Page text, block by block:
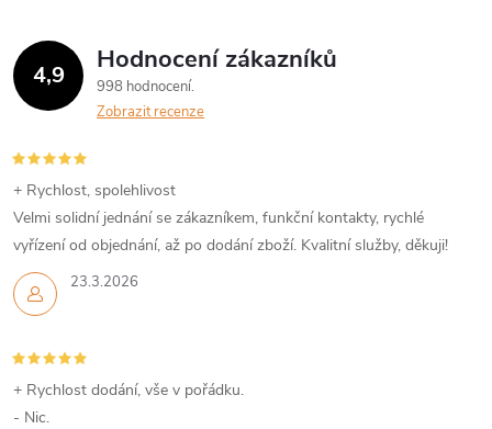
4,9 Hodnocení zákazníků
998 hodnocení
Zobrazit recenze
23.3.2026
+ Rychlost, spolehlivost
Velmi solidní jednání se zákazníkem, funkční kontakty, rychlé
vyřízení od objednání, až po dodání zboží. Kvalitní služby, děkuji!
+ Rychlost dodání, vše v pořádku.
- Nic.